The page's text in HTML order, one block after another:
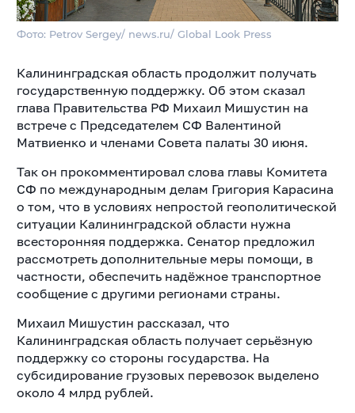
Фото: Petrov Sergey/ news.ru/ Global Look Press
Калининградская область продолжит получать
государственную поддержку. Об этом сказал
глава Правительства РФ Михаил Мишустин на
встрече с Председателем СФ Валентиной
Матвиенко и членами Совета палаты 30 июня.
Так он прокомментировал слова главы Комитета
СФ по международным делам Григория Карасина
о том, что в условиях непростой геополитической
ситуации Калининградской области нужна
всесторонняя поддержка. Сенатор предложил
рассмотреть дополнительные меры помощи, в
частности, обеспечить надёжное транспортное
сообщение с другими регионами страны.
Михаил Мишустин рассказал, что
Калининградская область получает серьёзную
поддержку со стороны государства. На
субсидирование грузовых перевозок выделено
около 4 млрд рублей.